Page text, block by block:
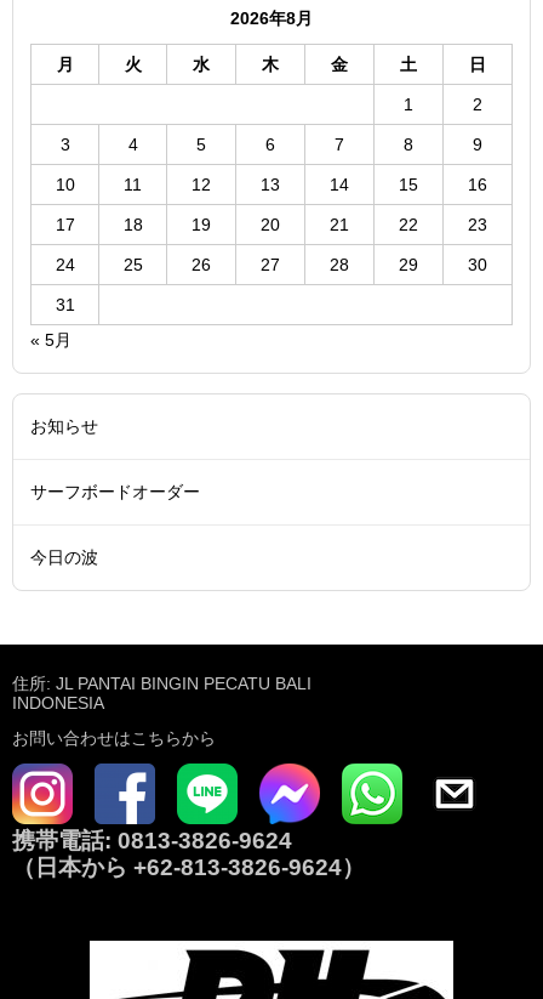
2026年8月
月 火 水 木 金 土 日
1 2
3 4 5 6 7 8 9
10 11 12 13 14 15 16
17 18 19 20 21 22 23
24 25 26 27 28 29 30
31
« 5月
お知らせ
サーフボードオーダー
今日の波
住所: JL PANTAI BINGIN PECATU BALI
INDONESIA
お問い合わせはこちらから
携帯電話: 0813-3826-9624
（日本から +62-813-3826-9624）